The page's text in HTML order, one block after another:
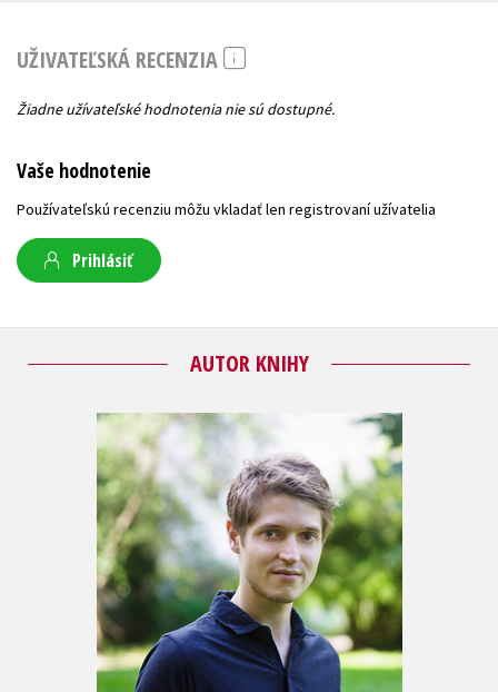
UŽIVATEĽSKÁ RECENZIA
Žiadne užívateľské hodnotenia nie sú dostupné.
Vaše hodnotenie
Používateľskú recenziu môžu vkladať len registrovaní užívatelia
Prihlásiť
AUTOR KNIHY